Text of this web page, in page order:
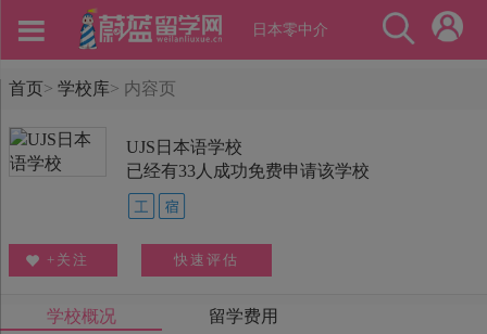
日本零中介
首页> 学校库> 内容页
UJS日本语学校
已经有33 人成功免费申请该学校
+关注 快速评估
学校概况 留学费用